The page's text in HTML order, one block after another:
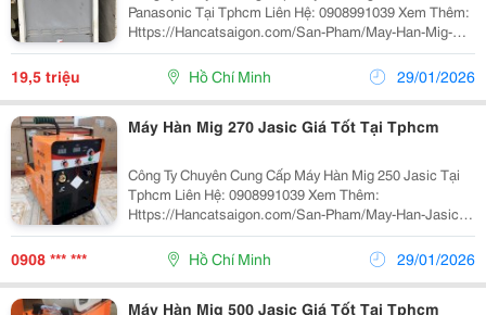
Panasonic Tại Tphcm Liên Hệ: 0908991039 Xem Thêm:
Https://Hancatsaigon.com/San-Pham/May-Han-Mig-
Inox-500-Panasonic/ Máy Hàn Mig Inox 500 Panasonic
Có Thông Số Kỹ Thuật: Hãng Sản Xuất Panasonic ...
19,5 triệu Hồ Chí Minh 29/01/2026
Máy Hàn Mig 270 Jasic Giá Tốt Tại Tphcm
Công Ty Chuyên Cung Cấp Máy Hàn Mig 250 Jasic Tại
Tphcm Liên Hệ: 0908991039 Xem Thêm:
Https://Hancatsaigon.com/San-Pham/May-Han-Jasic-
Mig-250/ Máy Hàn Mig 250 Jasic Có Thông Số Kỹ Thuật:
Hãng Sản Xuất Jasic Model Mig 250 Nguồn Điện 1...
0908 *** *** Hồ Chí Minh 29/01/2026
Máy Hàn Mig 500 Jasic Giá Tốt Tại Tphcm